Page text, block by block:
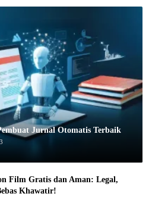
Jurnal Otomatis Terbaik
Film Gratis dan Aman: Legal,
Khawatir!